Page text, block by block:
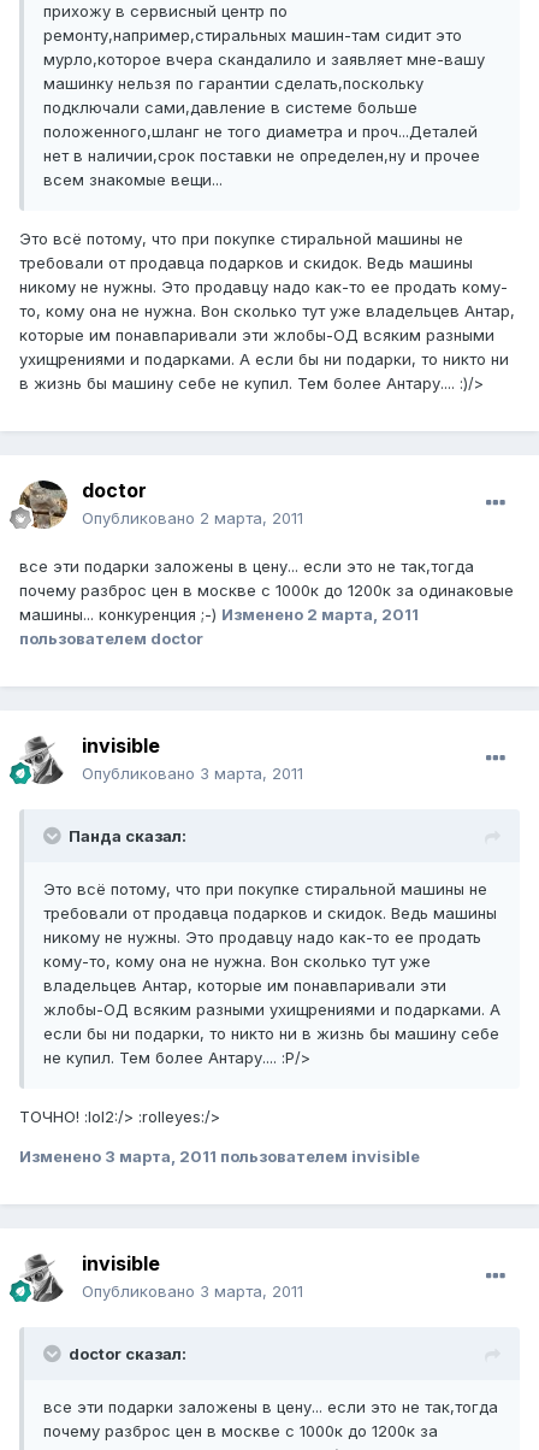
прихожу в сервисный центр по
ремонту,например,стиральных машин-там сидит это
мурло,которое вчера скандалило и заявляет мне-вашу
машинку нельзя по гарантии сделать,поскольку
подключали сами,давление в системе больше
положенного,шланг не того диаметра и проч...Деталей
нет в наличии,срок поставки не определен,ну и прочее
всем знакомые вещи...
Это всё потому, что при покупке стиральной машины не
требовали от продавца подарков и скидок. Ведь машины
никому не нужны. Это продавцу надо как-то ее продать кому-
то, кому она не нужна. Вон сколько тут уже владельцев Антар,
которые им понавпаривали эти жлобы-ОД всяким разными
ухищрениями и подарками. А если бы ни подарки, то никто ни
в жизнь бы машину себе не купил. Тем более Антару.... :)/>
doctor
Опубликовано 2 марта, 2011
все эти подарки заложены в цену... если это не так,тогда
почему разброс цен в москве с 1000к до 1200к за одинаковые
машины... конкуренция ;-) Изменено 2 марта, 2011
пользователем doctor
invisible
Опубликовано 3 марта, 2011
Панда сказал:
Это всё потому, что при покупке стиральной машины не
требовали от продавца подарков и скидок. Ведь машины
никому не нужны. Это продавцу надо как-то ее продать
кому-то, кому она не нужна. Вон сколько тут уже
владельцев Антар, которые им понавпаривали эти
жлобы-ОД всяким разными ухищрениями и подарками. А
если бы ни подарки, то никто ни в жизнь бы машину себе
не купил. Тем более Антару.... :P/>
ТОЧНО! :lol2:/> :rolleyes:/>
Изменено 3 марта, 2011 пользователем invisible
invisible
Опубликовано 3 марта, 2011
doctor сказал:
все эти подарки заложены в цену... если это не так,тогда
почему разброс цен в москве с 1000к до 1200к за